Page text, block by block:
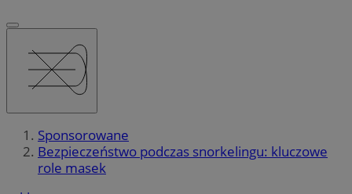
Sponsorowane
Bezpieczeństwo podczas snorkelingu: kluczowe
role masek